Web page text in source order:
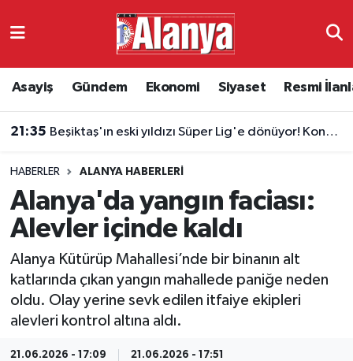
Asayiş Gündem Ekonomi Siyaset Resmi
HABERLER ALANYA HABERLERI
Alanya'da yangın faciası:
Alevler içinde kaldı
Alanya Kütürüp Mahallesi’nde bir binanın alt
katlarında çıkan yangın mahallede paniğe neden
oldu. Olay yerine sevk edilen itfaiye ekipleri
alevleri kontrol altına aldı.
21.06.2026 - 17:09 21.06.2026 - 17:51
Ekonomi
Resmi İlanlar
Alanyaspor
Turizm
Antalya Namaz Vakitleri
Süper Lig Puan Durumu ve Fikstür
Tüm Manşetler
Son Dakika Haberleri